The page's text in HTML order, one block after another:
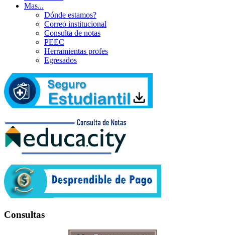
Mas...
Dónde estamos?
Correo institucional
Consulta de notas
PEEC
Herramientas profes
Egresados
Consultas